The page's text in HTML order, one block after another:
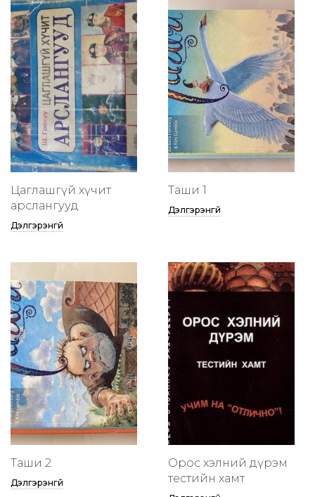
Цаглашгүй хүчит
арслангууд
Дэлгэрэнгүй
Таши 1
Дэлгэрэнгүй
Таши 2
Дэлгэрэнгүй
Орос хэлний дүрэм
тестийн хамт